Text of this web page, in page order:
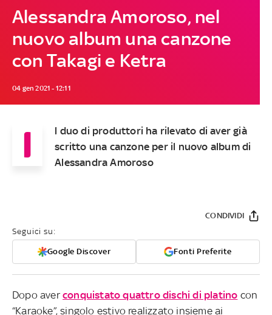
Alessandra Amoroso, nel
nuovo album una canzone
con Takagi e Ketra
04 gen 2021 - 12:11
I
l duo di produttori ha rilevato di aver già
scritto una canzone per il nuovo album di
Alessandra Amoroso
Seguici su:
Google Discover Fonti Preferite
CONDIVIDI
Dopo aver conquistato quattro dischi di platino con
“Karaoke”, singolo estivo realizzato insieme ai